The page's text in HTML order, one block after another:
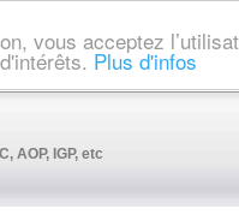
vous acceptez
Plus d'infos
AOP, IGP, etc